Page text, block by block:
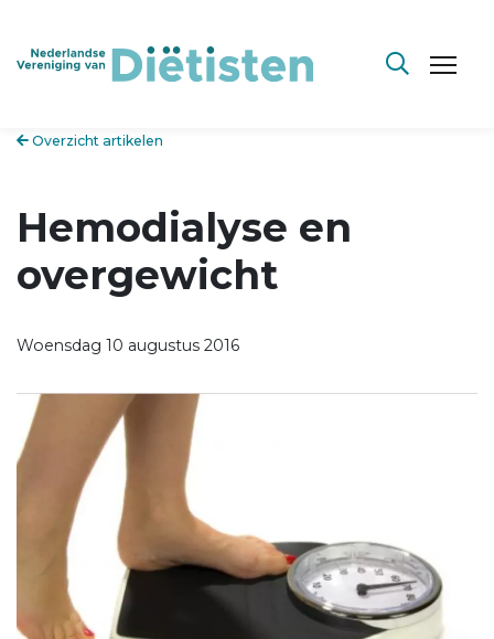
Overzicht artikelen
Hemodialyse en
overgewicht
Woensdag 10 augustus 2016